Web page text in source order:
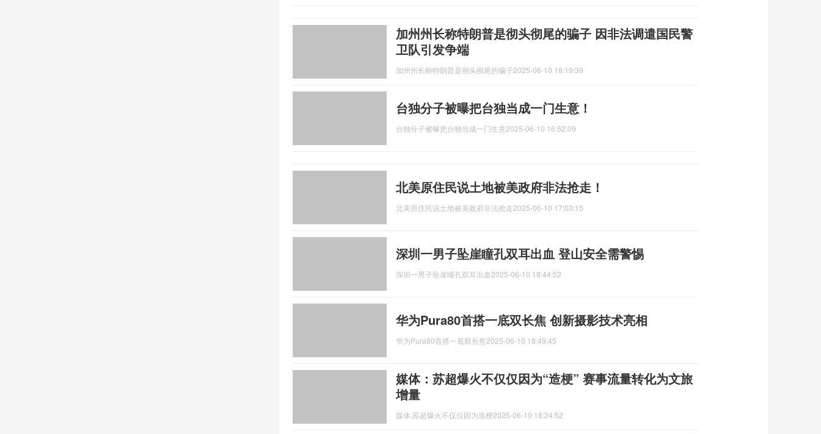
加州州长称特朗普是彻头彻尾的骗子 因非法调遣国民警
卫队引发争端
加州州长称特朗普是彻头彻尾的骗子2025-06-10 18:19:39
台独分子被曝把台独当成一门生意！
台独分子被曝把台独当成一门生意2025-06-10 16:52:09
北美原住民说土地被美政府非法抢走！
北美原住民说土地被美政府非法抢走2025-06-10 17:03:15
深圳一男子坠崖瞳孔双耳出血 登山安全需警惕
深圳一男子坠崖瞳孔双耳出血2025-06-10 18:44:52
华为Pura80首搭一底双长焦 创新摄影技术亮相
华为Pura80首搭一底双长焦2025-06-10 18:49:45
媒体：苏超爆火不仅仅因为“造梗” 赛事流量转化为文旅
增量
媒体,苏超爆火不仅仅因为造梗2025-06-10 18:24:52